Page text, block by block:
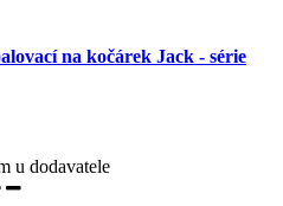
na kočárek Jack - série
u dodavatele